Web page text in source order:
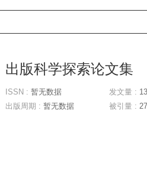
出版科学探索论文集
ISSN : 暂无数据
出版周期 : 暂无数据
发文量 :
被引量 : 27